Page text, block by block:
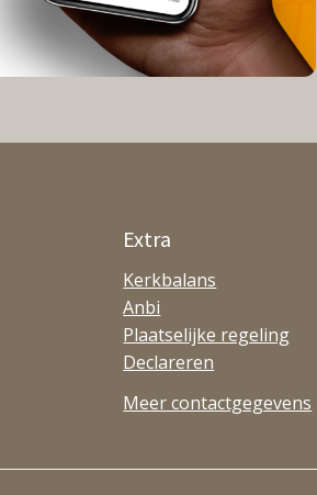
Extra
Kerkbalans
Anbi
Plaatselijke regeling
Declareren
Meer contactgegevens